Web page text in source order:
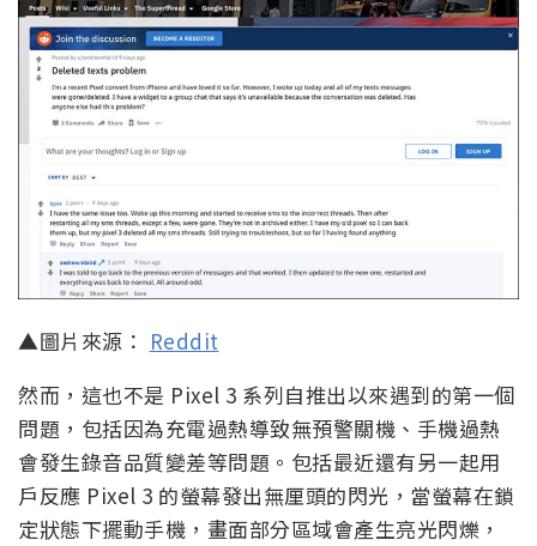
▲圖片來源： Reddit
然而，這也不是 Pixel 3 系列自推出以來遇到的第一個
問題，包括因為充電過熱導致無預警關機、手機過熱
會發生錄音品質變差等問題。包括最近還有另一起用
戶反應 Pixel 3 的螢幕發出無厘頭的閃光，當螢幕在鎖
定狀態下擺動手機，畫面部分區域會產生亮光閃爍，